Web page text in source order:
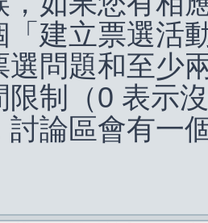
「建立票選活
選問題和至少
限制（0 表示
討論區會有一